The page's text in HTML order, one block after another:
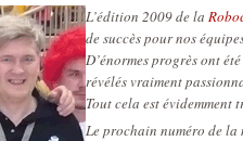
L’édition 2009 de la
de succès pour nos
D’énormes progrès ont
révélés vraiment
Tout cela est
Le prochain numéro de la